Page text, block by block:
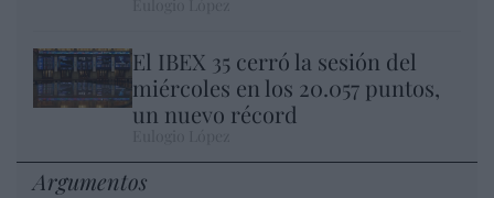
El IBEX 35 cerró la sesión del
miércoles en los 20.057 puntos,
un nuevo récord
Argumentos